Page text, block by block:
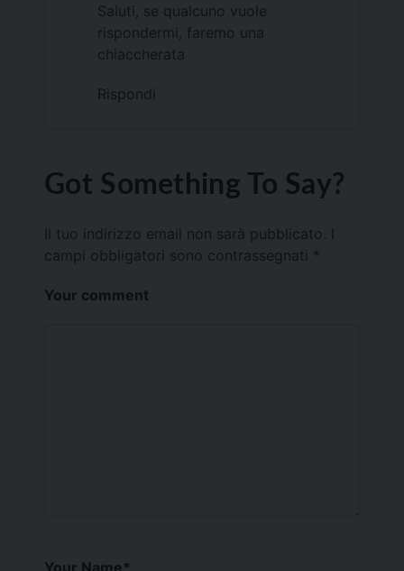
Saluti, se qualcuno vuole
rispondermi, faremo una
chiaccherata
Rispondi
Got Something To Say?
Il tuo indirizzo email non sarà pubblicato.
campi obbligatori sono contrassegnati *
Your comment